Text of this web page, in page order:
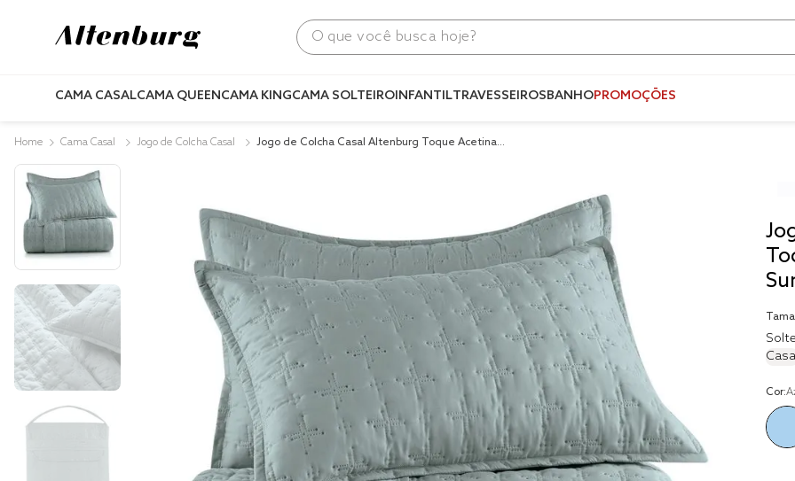
O que você busca hoje?
CAMA CASALCAMA QUEENCAMA KINGCAMA SOLTEIROINFANTILTRAVESSEIROSBANHOPROMOÇÕES
Cama Casal Jogo de Colcha Casal
Jogo de Colcha Casal Altenburg Toque Acetinad
Cor:
tencel
solteiro
cobre
jogo
casal